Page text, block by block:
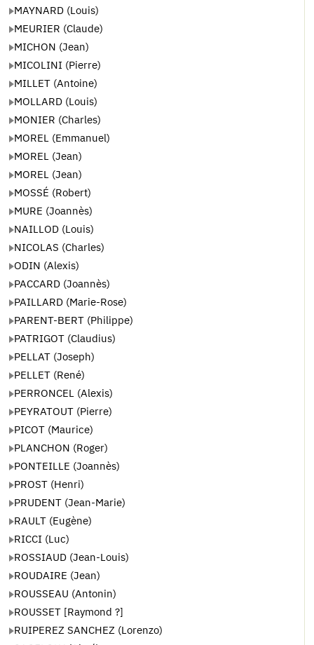
MAYNARD (Louis)
MEURIER (Claude)
MICHON (Jean)
MICOLINI (Pierre)
MILLET (Antoine)
MOLLARD (Louis)
MONIER (Charles)
MOREL (Emmanuel)
MOREL (Jean)
MOREL (Jean)
MOSSÉ (Robert)
MURE (Joannès)
NAILLOD (Louis)
NICOLAS (Charles)
ODIN (Alexis)
PACCARD (Joannès)
PAILLARD (Marie-Rose)
PARENT-BERT (Philippe)
PATRIGOT (Claudius)
PELLAT (Joseph)
PELLET (René)
PERRONCEL (Alexis)
PEYRATOUT (Pierre)
PICOT (Maurice)
PLANCHON (Roger)
PONTEILLE (Joannès)
PROST (Henri)
PRUDENT (Jean-Marie)
RAULT (Eugène)
RICCI (Luc)
ROSSIAUD (Jean-Louis)
ROUDAIRE (Jean)
ROUSSEAU (Antonin)
ROUSSET [Raymond ?]
RUIPEREZ SANCHEZ (Lorenzo)